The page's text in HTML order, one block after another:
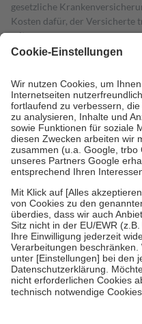
gesetzliche
Kosten dafür, der Versicherte
mit.
Grundsätzlich leisten
höchstens zehn Euro.
Es sind
Kosten der Leistung zu
Diese Regeln gelten
Bei Heilmitteln und
Zuzahlung zehn Prozent der
Verordnung.
Um das Engagement der
stärken und die besondere
fallenkeine Zuzahlungenan bei:
• Kindern und Jugendlichen
mit Ausnahme der Fahrkosten
• Untersuchungen zur
GKV getragen werden
• empfohlenen
• Harn- und Blutteststreifen